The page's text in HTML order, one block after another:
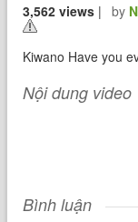
3,562 views | by
Kiwano Have you
Nội dung video
Bình luận